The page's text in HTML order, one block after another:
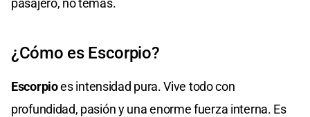
¿Cómo es Escorpio?
Escorpioes intensidad pura. Vive todo con
profundidad, pasión y una enorme fuerza interna. Es